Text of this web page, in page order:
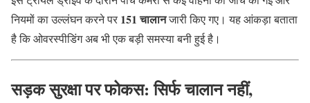
नियमों का उल्लंघन करने पर 151 चालानजारी किए गए। यह आंकड़ा बताता
है कि ओवरस्पीडिंग अब भी एक बड़ी समस्या बनी हुई है।
सड़क सुरक्षा पर फोकस: सिर्फ चालान नहीं,